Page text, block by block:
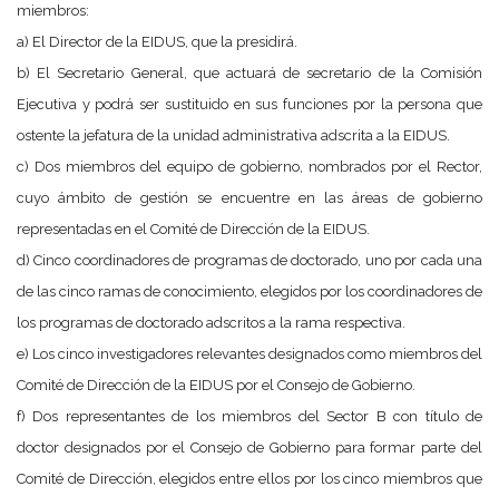
miembros:
a) El Director de la EIDUS, que la presidirá.
b) El Secretario General, que actuará de secretario de la Comisión
Ejecutiva y podrá ser sustituido en sus funciones por la persona que
ostente la jefatura de la unidad administrativa adscrita a la EIDUS.
c) Dos miembros del equipo de gobierno, nombrados por el Rector,
cuyo ámbito de gestión se encuentre en las áreas de gobierno
representadas en el Comité de Dirección de la EIDUS.
d) Cinco coordinadores de programas de doctorado, uno por cada una
de las cinco ramas de conocimiento, elegidos por los coordinadores de
los programas de doctorado adscritos a la rama respectiva.
e) Los cinco investigadores relevantes designados como miembros del
Comité de Dirección de la EIDUS por el Consejo de Gobierno.
f) Dos representantes de los miembros del Sector B con título de
doctor designados por el Consejo de Gobierno para formar parte del
Comité de Dirección, elegidos entre ellos por los cinco miembros que